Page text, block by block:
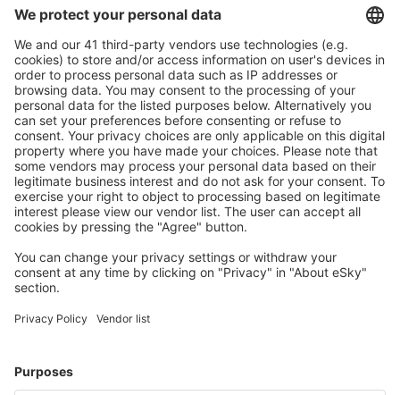
Bezproblémová rezervace s možností bezplatného
zrušení.
S námi ušetříte
Atraktivní ceny a speciální nabídky pro přihlášené
uživatele.
Ubytování dle vašeho gusta
Vyberte si z více než 1.3 milionu zařízení: hotelů,
apartmánů, chat a dalších.
Uživateli eSky nejčastěji hledané ubytování
Ubytování ve Francii - Oblíbená města
Ubytování in Frejus Ubytování v Nice